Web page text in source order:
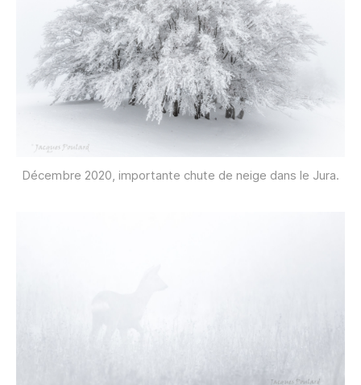
Décembre 2020, importante chute de neige dans le Jura.